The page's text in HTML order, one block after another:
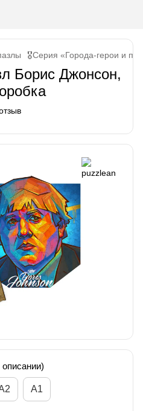
🎖️Серия «Города-герои и
Борис Джонсон,
A1